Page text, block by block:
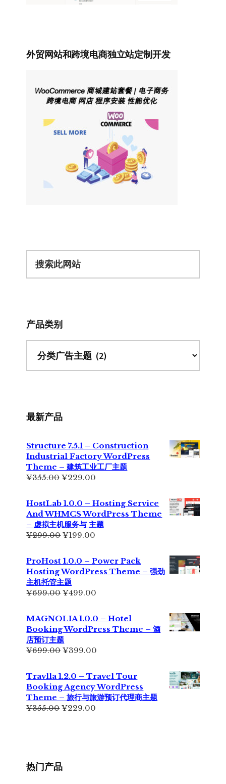
外贸网站和跨境电商独立站定制开发
产品类别
最新产品
Structure 7.5.1 – Construction
Industrial Factory WordPress
Theme – 建筑工业工厂主题
¥355.00原
为：
¥355.00。
¥229.00
价
格
为：
¥229.00。
HostLab 1.0.0 – Hosting Service
And WHMCS WordPress Theme
– 虚拟主机服务与 主题
¥299.00原
为：
¥299.00。
¥199.00
价
格
为：
ProHost 1.0.0 – Power Pack
Hosting WordPress Theme – 强劲
主机托管主题
¥699.00原
为：
¥699.00。
¥499.00
价
格
为：
MAGNOLIA 1.0.0 – Hotel
Booking WordPress Theme – 酒
店预订主题
¥699.00原
为：
¥699.00。
¥399.00
格
为：
¥399.00。
Travlla 1.2.0 – Travel Tour
Booking Agency WordPress
Theme – 旅行与旅游预订代理商主题
¥355.00原
¥229.00
热门产品